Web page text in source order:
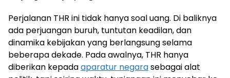
Perjalanan THR ini tidak hanya soal uang. Di baliknya
ada perjuangan buruh, tuntutan keadilan, dan
dinamika kebijakan yang berlangsung selama
beberapa dekade. Pada awalnya, THR hanya
diberikan kepadaaparatur negarasebagai alat